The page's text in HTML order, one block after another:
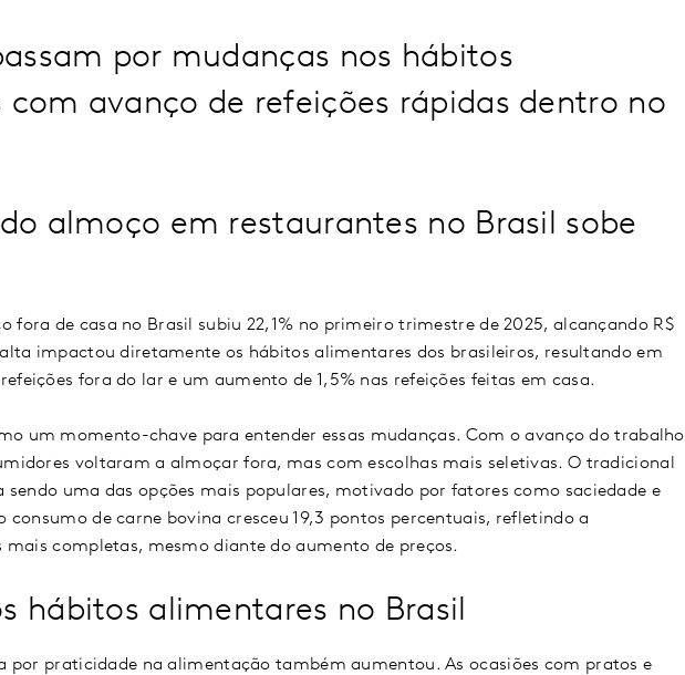
por mudanças nos hábitos
avanço de refeições rápidas dentro no
almoço em restaurantes no Brasil sobe
fora de casa no Brasil subiu 22,1% no primeiro trimestre de 2025, alcançando R$
impactou diretamente os hábitos alimentares dos brasileiros, resultando em
fora do lar e um aumento de 1,5% nas refeições feitas em casa.
um momento-chave para entender essas mudanças. Com o avanço do trabalho
voltaram a almoçar fora, mas com escolhas mais seletivas. O tradicional
uma das opções mais populares, motivado por fatores como saciedade e
consumo de carne bovina cresceu 19,3 pontos percentuais, refletindo a
mais completas, mesmo diante do aumento de preços.
hábitos alimentares no Brasil
por praticidade na alimentação também aumentou. As ocasiões com pratos e